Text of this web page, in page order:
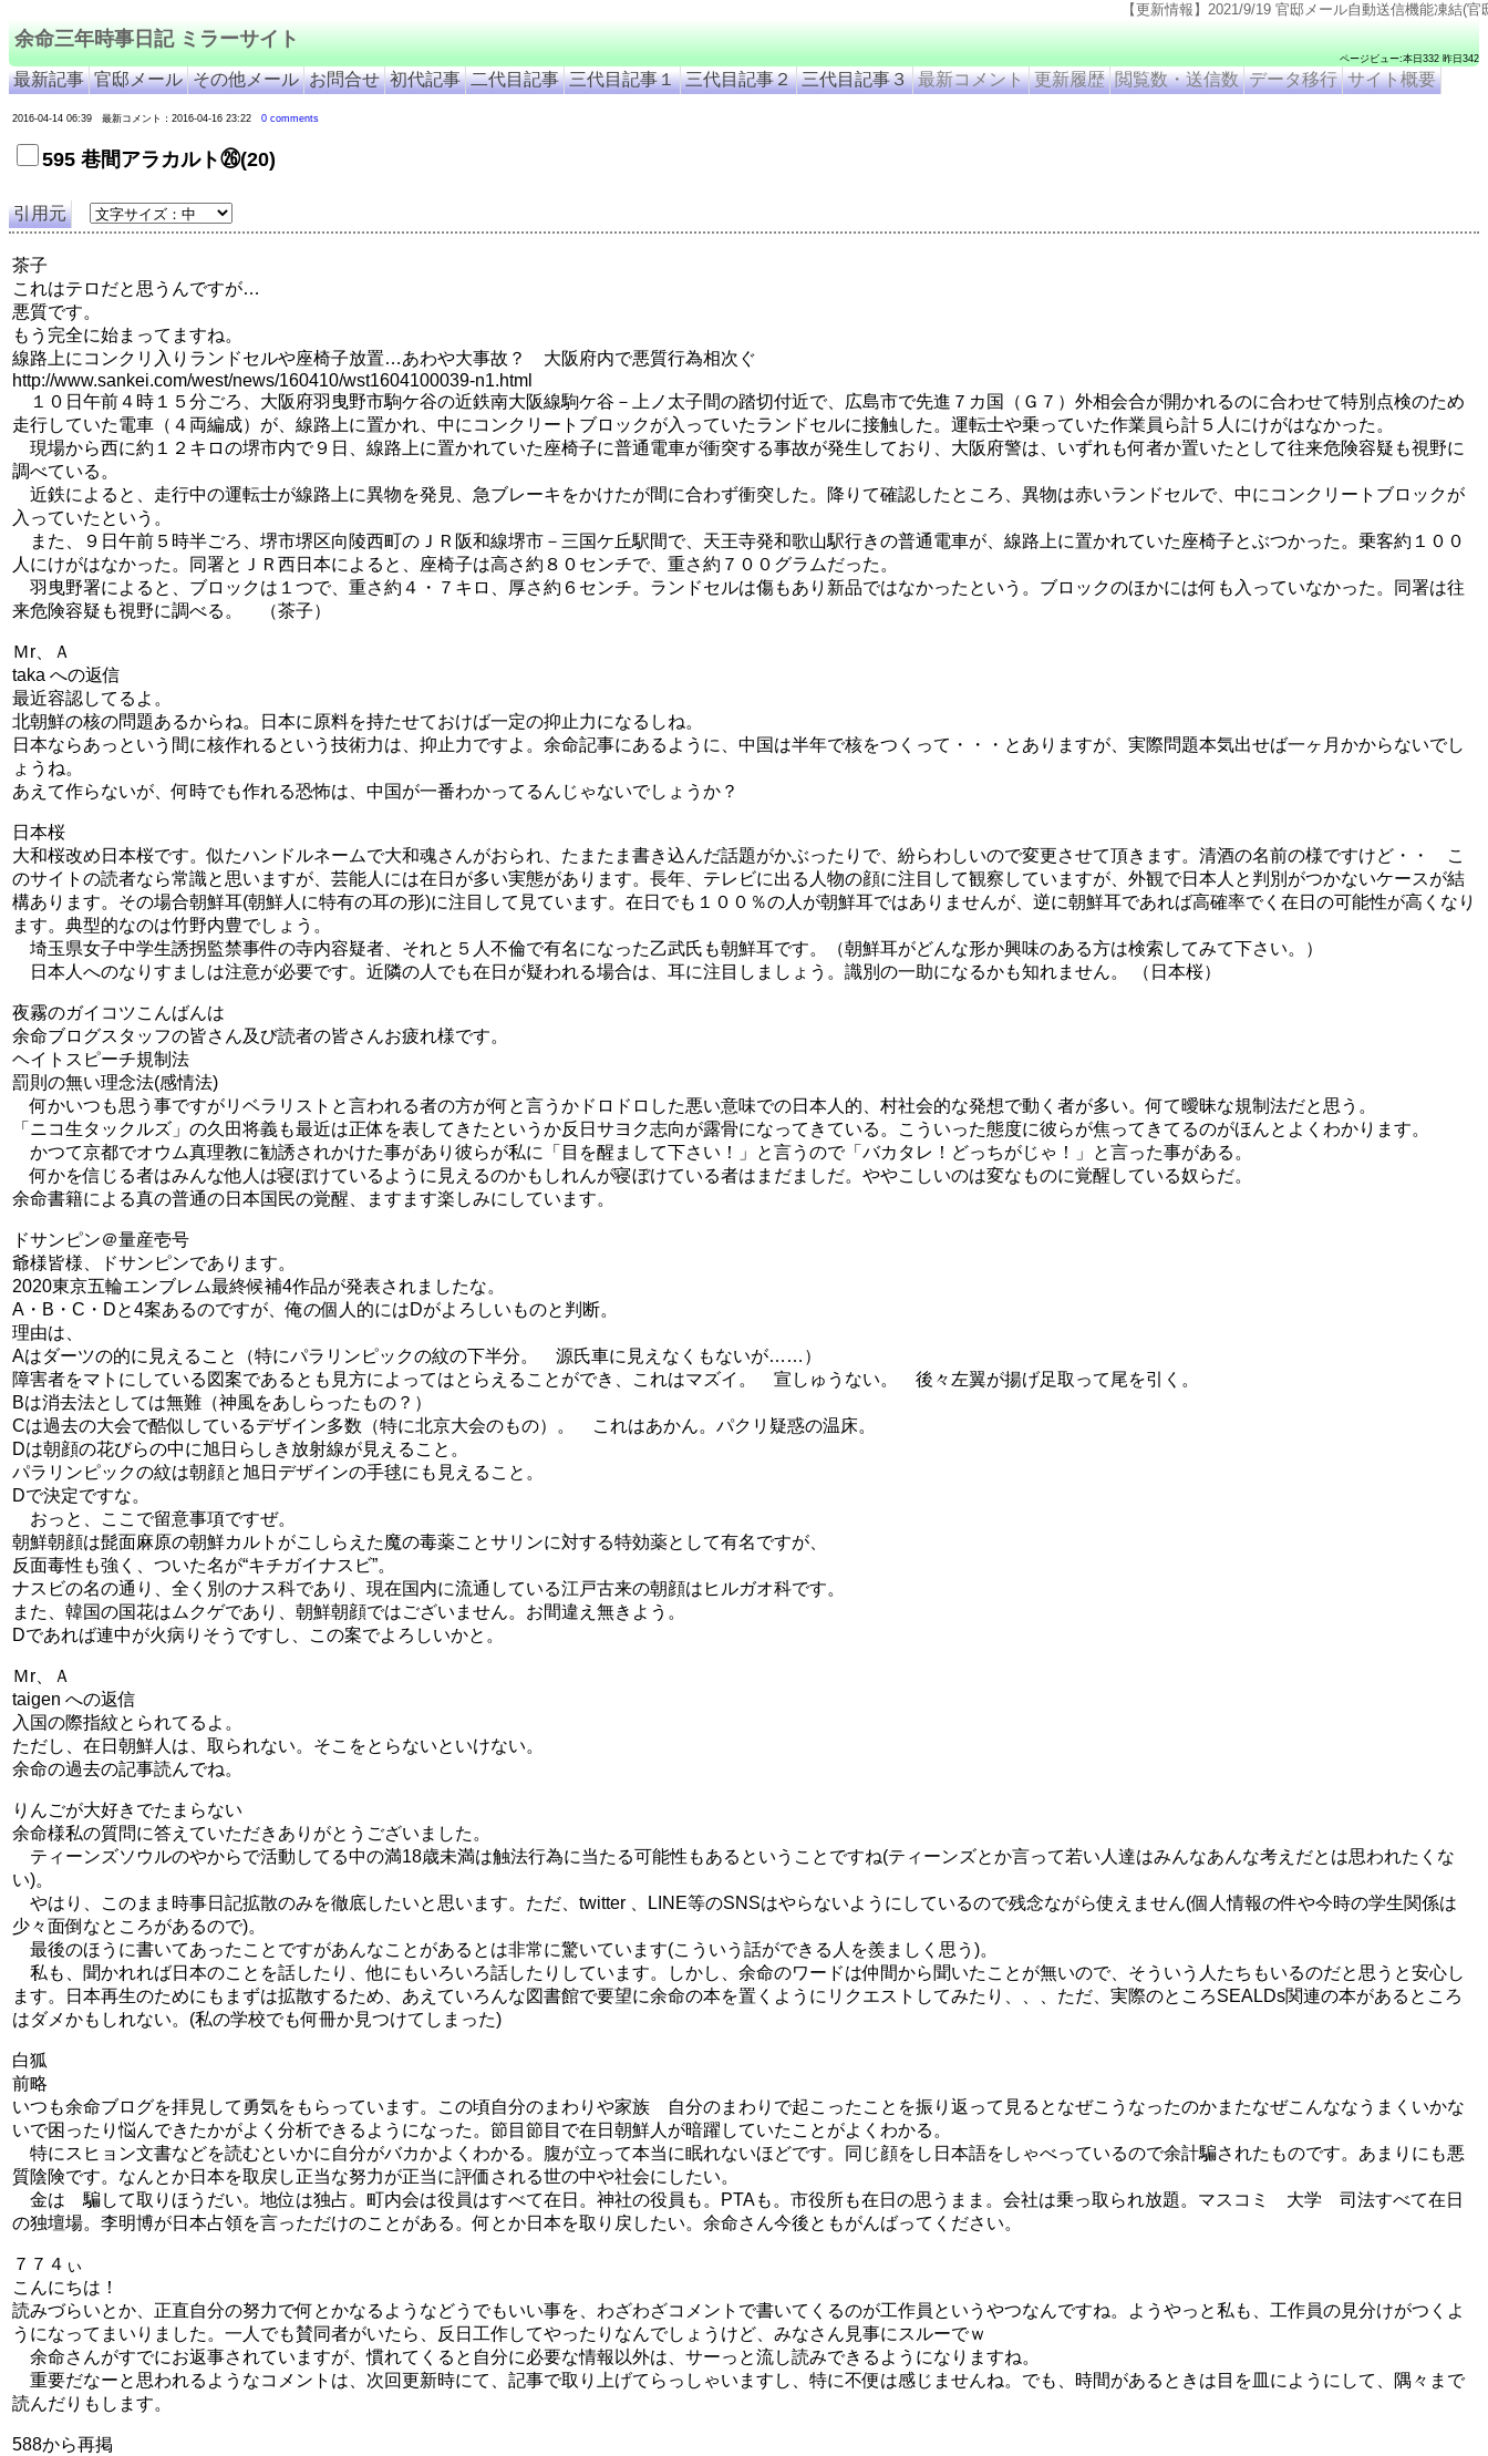
余命三年時事日記 ミラーサイト
ページビュー:本日332 昨日342
最新記事 官邸メール その他メール お問合せ 初代記事 二代目記事 三代目記事１ 三代目記事２ 三代目記事３ 最新コメント 更新履歴 閲覧数・送信数 データ移行 サイト概要
2016-04-14 06:39 最新コメント：2016-04-16 23:22 0 comments
595 巷間アラカルト㉖(20)
引用元
茶子
これはテロだと思うんですが…
悪質です。
もう完全に始まってますね。
線路上にコンクリ入りランドセルや座椅子放置…あわや大事故？ 大阪府内で悪質行為相次ぐ
http://www.sankei.com/west/news/160410/wst1604100039-n1.html
１０日午前４時１５分ごろ、大阪府羽曳野市駒ケ谷の近鉄南大阪線駒ケ谷－上ノ太子間の踏切付近で、広島市で先進７カ国（Ｇ７）外相会合が開かれるのに合わせて特別点検のため
走行していた電車（４両編成）が、線路上に置かれ、中にコンクリートブロックが入っていたランドセルに接触した。運転士や乗っていた作業員ら計５人にけがはなかった。
現場から西に約１２キロの堺市内で９日、線路上に置かれていた座椅子に普通電車が衝突する事故が発生しており、大阪府警は、いずれも何者か置いたとして往来危険容疑も視野に
調べている。
近鉄によると、走行中の運転士が線路上に異物を発見、急ブレーキをかけたが間に合わず衝突した。降りて確認したところ、異物は赤いランドセルで、中にコンクリートブロックが
入っていたという。
また、９日午前５時半ごろ、堺市堺区向陵西町のＪＲ阪和線堺市－三国ケ丘駅間で、天王寺発和歌山駅行きの普通電車が、線路上に置かれていた座椅子とぶつかった。乗客約１００
人にけがはなかった。同署とＪＲ西日本によると、座椅子は高さ約８０センチで、重さ約７００グラムだった。
羽曳野署によると、ブロックは１つで、重さ約４・７キロ、厚さ約６センチ。ランドセルは傷もあり新品ではなかったという。ブロックのほかには何も入っていなかった。同署は往
来危険容疑も視野に調べる。 （茶子）
Ｍr、Ａ
taka への返信
最近容認してるよ。
北朝鮮の核の問題あるからね。日本に原料を持たせておけば一定の抑止力になるしね。
日本ならあっという間に核作れるという技術力は、抑止力ですよ。余命記事にあるように、中国は半年で核をつくって・・・とありますが、実際問題本気出せば一ヶ月かからないでし
ょうね。
あえて作らないが、何時でも作れる恐怖は、中国が一番わかってるんじゃないでしょうか？
日本桜
大和桜改め日本桜です。似たハンドルネームで大和魂さんがおられ、たまたま書き込んだ話題がかぶったりで、紛らわしいので変更させて頂きます。清酒の名前の様ですけど・・ こ
のサイトの読者なら常識と思いますが、芸能人には在日が多い実態があります。長年、テレビに出る人物の顔に注目して観察していますが、外観で日本人と判別がつかないケースが結
構あります。その場合朝鮮耳(朝鮮人に特有の耳の形)に注目して見ています。在日でも１００％の人が朝鮮耳ではありませんが、逆に朝鮮耳であれば高確率でく在日の可能性が高くなり
ます。典型的なのは竹野内豊でしょう。
埼玉県女子中学生誘拐監禁事件の寺内容疑者、それと５人不倫で有名になった乙武氏も朝鮮耳です。（朝鮮耳がどんな形か興味のある方は検索してみて下さい。）
日本人へのなりすましは注意が必要です。近隣の人でも在日が疑われる場合は、耳に注目しましょう。識別の一助になるかも知れません。 （日本桜）
夜霧のガイコツこんばんは
余命ブログスタッフの皆さん及び読者の皆さんお疲れ様です。
ヘイトスピーチ規制法
罰則の無い理念法(感情法)
何かいつも思う事ですがリベラリストと言われる者の方が何と言うかドロドロした悪い意味での日本人的、村社会的な発想で動く者が多い。何て曖昧な規制法だと思う。
「ニコ生タックルズ」の久田将義も最近は正体を表してきたというか反日サヨク志向が露骨になってきている。こういった態度に彼らが焦ってきてるのがほんとよくわかります。
かつて京都でオウム真理教に勧誘されかけた事があり彼らが私に「目を醒まして下さい！」と言うので「バカタレ！どっちがじゃ！」と言った事がある。
何かを信じる者はみんな他人は寝ぼけているように見えるのかもしれんが寝ぼけている者はまだましだ。ややこしいのは変なものに覚醒している奴らだ。
余命書籍による真の普通の日本国民の覚醒、ますます楽しみにしています。
ドサンピン＠量産壱号
爺様皆様、ドサンピンであります。
2020東京五輪エンブレム最終候補4作品が発表されましたな。
A・B・C・Dと4案あるのですが、俺の個人的にはDがよろしいものと判断。
理由は、
Aはダーツの的に見えること（特にパラリンピックの紋の下半分。 源氏車に見えなくもないが……）
障害者をマトにしている図案であるとも見方によってはとらえることができ、これはマズイ。 宣しゅうない。 後々左翼が揚げ足取って尾を引く。
Bは消去法としては無難（神風をあしらったもの？）
Cは過去の大会で酷似しているデザイン多数（特に北京大会のもの）。 これはあかん。パクリ疑惑の温床。
Dは朝顔の花びらの中に旭日らしき放射線が見えること。
パラリンピックの紋は朝顔と旭日デザインの手毬にも見えること。
Dで決定ですな。
おっと、ここで留意事項ですぜ。
朝鮮朝顔は髭面麻原の朝鮮カルトがこしらえた魔の毒薬ことサリンに対する特効薬として有名ですが、
反面毒性も強く、ついた名が“キチガイナスビ”。
ナスビの名の通り、全く別のナス科であり、現在国内に流通している江戸古来の朝顔はヒルガオ科です。
また、韓国の国花はムクゲであり、朝鮮朝顔ではございません。お間違え無きよう。
Dであれば連中が火病りそうですし、この案でよろしいかと。
Ｍr、Ａ
taigen への返信
入国の際指紋とられてるよ。
ただし、在日朝鮮人は、取られない。そこをとらないといけない。
余命の過去の記事読んでね。
りんごが大好きでたまらない
余命様私の質問に答えていただきありがとうございました。
ティーンズソウルのやからで活動してる中の満18歳未満は触法行為に当たる可能性もあるということですね(ティーンズとか言って若い人達はみんなあんな考えだとは思われたくな
い)。
やはり、このまま時事日記拡散のみを徹底したいと思います。ただ、twitter 、LINE等のSNSはやらないようにしているので残念ながら使えません(個人情報の件や今時の学生関係は
少々面倒なところがあるので)。
最後のほうに書いてあったことですがあんなことがあるとは非常に驚いています(こういう話ができる人を羨ましく思う)。
私も、聞かれれば日本のことを話したり、他にもいろいろ話したりしています。しかし、余命のワードは仲間から聞いたことが無いので、そういう人たちもいるのだと思うと安心し
ます。日本再生のためにもまずは拡散するため、あえていろんな図書館で要望に余命の本を置くようにリクエストしてみたり、、、ただ、実際のところSEALDs関連の本があるところ
はダメかもしれない。(私の学校でも何冊か見つけてしまった)
白狐
前略
いつも余命ブログを拝見して勇気をもらっています。この頃自分のまわりや家族 自分のまわりで起こったことを振り返って見るとなぜこうなったのかまたなぜこんななうまくいかな
いで困ったり悩んできたかがよく分析できるようになった。節目節目で在日朝鮮人が暗躍していたことがよくわかる。
特にスヒョン文書などを読むといかに自分がバカかよくわかる。腹が立って本当に眠れないほどです。同じ顔をし日本語をしゃべっているので余計騙されたものです。あまりにも悪
質陰険です。なんとか日本を取戻し正当な努力が正当に評価される世の中や社会にしたい。
金は 騙して取りほうだい。地位は独占。町内会は役員はすべて在日。神社の役員も。PTAも。市役所も在日の思うまま。会社は乗っ取られ放題。マスコミ 大学 司法すべて在日
の独壇場。李明博が日本占領を言っただけのことがある。何とか日本を取り戻したい。余命さん今後ともがんばってください。
７７４ぃ
こんにちは！
読みづらいとか、正直自分の努力で何とかなるようなどうでもいい事を、わざわざコメントで書いてくるのが工作員というやつなんですね。ようやっと私も、工作員の見分けがつくよ
うになってまいりました。一人でも賛同者がいたら、反日工作してやったりなんでしょうけど、みなさん見事にスルーでｗ
余命さんがすでにお返事されていますが、慣れてくると自分に必要な情報以外は、サーっと流し読みできるようになりますね。
重要だなーと思われるようなコメントは、次回更新時にて、記事で取り上げてらっしゃいますし、特に不便は感じませんね。でも、時間があるときは目を皿にようにして、隅々まで
読んだりもします。
588から再掲
【更新情報】2021/9/19 官邸メール自動送信機能凍結(官邸のページ